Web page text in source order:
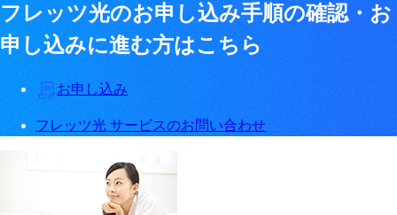
フレッツ光のお申し込み手順の確認・お
申し込みに進む方はこちら
お申し込み
フレッツ光 サービスのお問い合わせ